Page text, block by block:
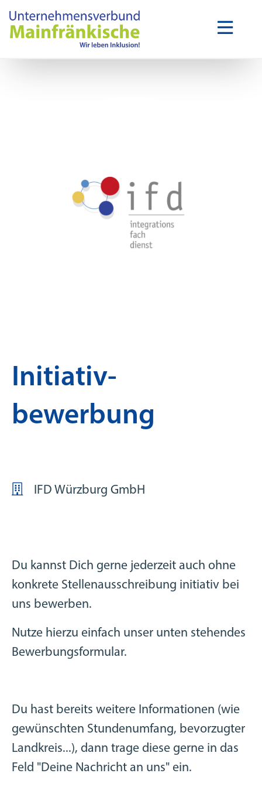
Initiativ-
bewerbung
IFD Würzburg GmbH
Du kannst Dich gerne jederzeit auch ohne
konkrete Stellenausschreibung initiativ bei
uns bewerben.
Nutze hierzu einfach unser unten stehendes
Bewerbungsformular.
Du hast bereits weitere Informationen (wie
gewünschten Stundenumfang, bevorzugter
Landkreis...), dann trage diese gerne in das
Feld "Deine Nachricht an uns" ein.